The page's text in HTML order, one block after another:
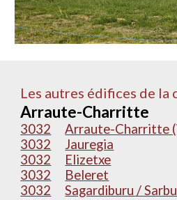
Les autres édifices de la
Arraute-Charritte
3032
Arraute-Charritte
3032
Jauregia
3032
Elizetxe
3032
Beleret
3032
Sagardiburu /